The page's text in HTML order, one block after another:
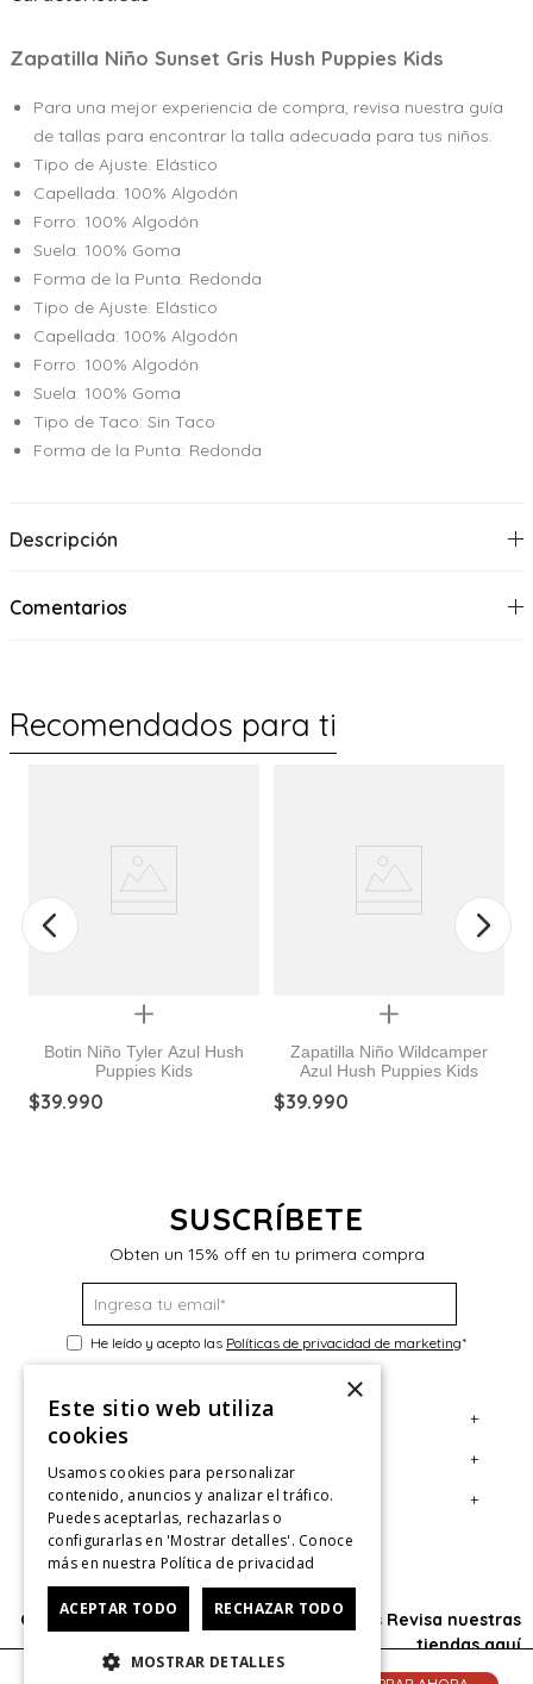
Zapatilla Niño Sunset Gris Hush Puppies Kids
Para una mejor experiencia de compra, revisa nuestra guía
de tallas para encontrar la talla adecuada para tus niños.
Tipo de Ajuste: Elástico
Capellada: 100% Algodón
Forro: 100% Algodón
Suela: 100% Goma
Forma de la Punta: Redonda
Tipo de Ajuste: Elástico
Capellada: 100% Algodón
Forro: 100% Algodón
Suela: 100% Goma
Tipo de Taco: Sin Taco
Forma de la Punta: Redonda
Descripción
Comentarios
Recomendados para ti
Quickview
Botin Niño Tyler Azul Hush
Puppies Kids
$39.990
Quickview
Zapatilla Niño Wildcamper
Azul Hush Puppies Kids
$39.990
SUSCRÍBETE
Obten un 15% off en tu primera compra
He leído y acepto las Políticas de privacidad de marketing*
Servicio al Consumidor +
Centro de Ayuda
Contáctanos
Giftcard
Retiro en tienda
CyberMonday
+
Términos y Condiciones
Políticas de Despacho
Cambios, Retracto y Garantía
Política de Privacidad de Marketing
Cuenta +
Mi Cuenta
Sigue tu compra
¿Dónde viene mi compra?
Oficina: Av. Las Condes #11281 - Las Condes Revisa nuestras
tiendasaquí
© 2025 HushPuppies Kids derechos de autor
×
Este sitio web utiliza
cookies
Usamos cookies para personalizar
contenido, anuncios y analizar el tráfico.
Puedes aceptarlas, rechazarlas o
configurarlas en 'Mostrar detalles'. Conoce
más en nuestra Política de privacidad
ACEPTAR TODO RECHAZAR TODO
MOSTRAR DETALLES